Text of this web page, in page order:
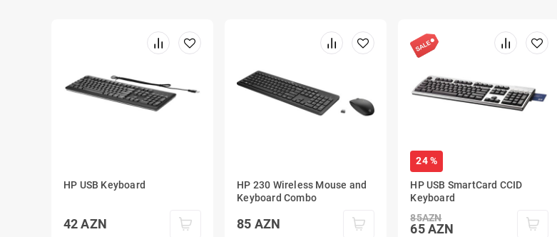
HP USB Keyboard
42 AZN
HP 230 Wireless Mouse and
Keyboard Combo
85 AZN
24 %
HP USB SmartCard CCID
Keyboard
85AZN
65 AZN